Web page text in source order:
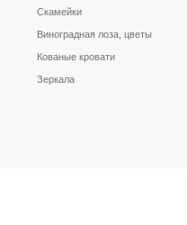
Скамейки
Виноградная лоза, цветы
Кованые кровати
Зеркала